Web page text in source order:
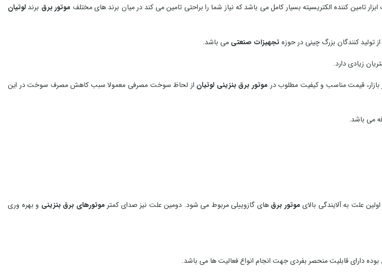
تامین کننده الکتریسیته بسیار کامل می باشد که نیاز شما را براحتی تامین می کند در میان برند های مختلف موتور برق برند لوتیان
تولید کنندگان بزرگ چینی در حوزه تجهیزات صنعتی می باشد.
زیادی دارد.
قیمت مناسب و کیفیت مطلوب در موتور برق بنزینی لوتیان از لحاظ سوخت مصرفی معمولا سبب کاهش مصرف سوخت در این
می باشد.
علت به آلایندگی بالای موتور برقهای گازوییلی مربوط می شود. دومین علت نیز صدای کمتر موتورهای برق بنزینی و بهره وری
دارای قابلیت منحصر بفردی جهت انجام انواع فعالیت ها می باشد.